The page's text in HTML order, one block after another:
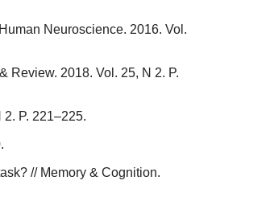
Neuroscience. 2016. Vol.
Review. 2018. Vol. 25, N 2. P.
P. 221–225.
// Memory & Cognition.